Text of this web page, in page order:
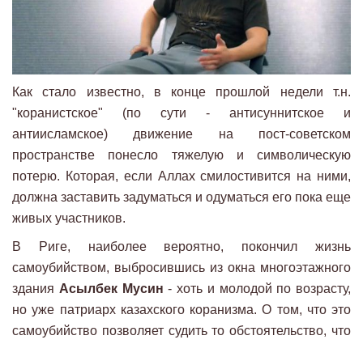
Как стало известно, в конце прошлой недели т.н.
"коранистское" (по сути - антисуннитское и
антиисламское) движение на пост-советском
пространстве понесло тяжелую и символическую
потерю. Которая, если Аллах смилостивится на ними,
должна заставить задуматься и одуматься его пока еще
живых участников.
В Риге, наиболее вероятно, покончил жизнь
самоубийством, выбросившись из окна многоэтажного
здания Асылбек Мусин - хоть и молодой по возрасту,
но уже патриарх казахского коранизма. О том, что это
самоубийство позволяет судить то обстоятельство, что